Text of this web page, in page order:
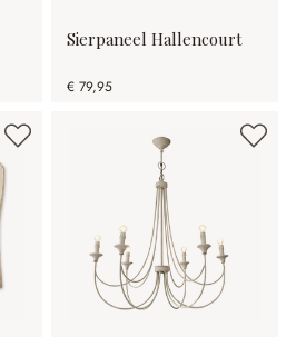
Sierpaneel Hallencourt
€ 79,95